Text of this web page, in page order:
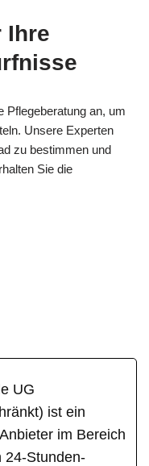
Ihre
Pflegeberatung an, um
Unsere Experten
zu bestimmen und
Sie die
UG
ist ein
im Bereich
24-Stunden-